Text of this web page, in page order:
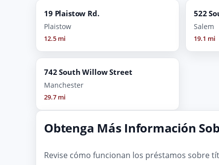
19 Plaistow Rd.
Plaistow
12.5 mi
522
Salem
19.1 mi
742 South Willow Street
Manchester
29.7 mi
Obtenga Más Información
Revise cómo funcionan los préstamos sobre